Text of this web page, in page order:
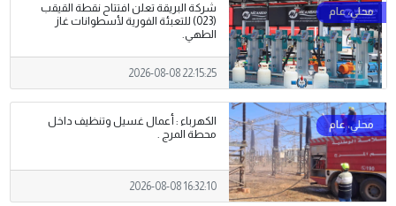
شركة البريقة تعلن افتتاح نقطة القيقب
(023) للتعبئة الفورية لأسطوانات غاز
الطهي.
2026-08-08 22:15:25
الكهرباء : أعمال غسيل وتنظيف داخل
محطة المرج .
2026-08-08 16:32:10